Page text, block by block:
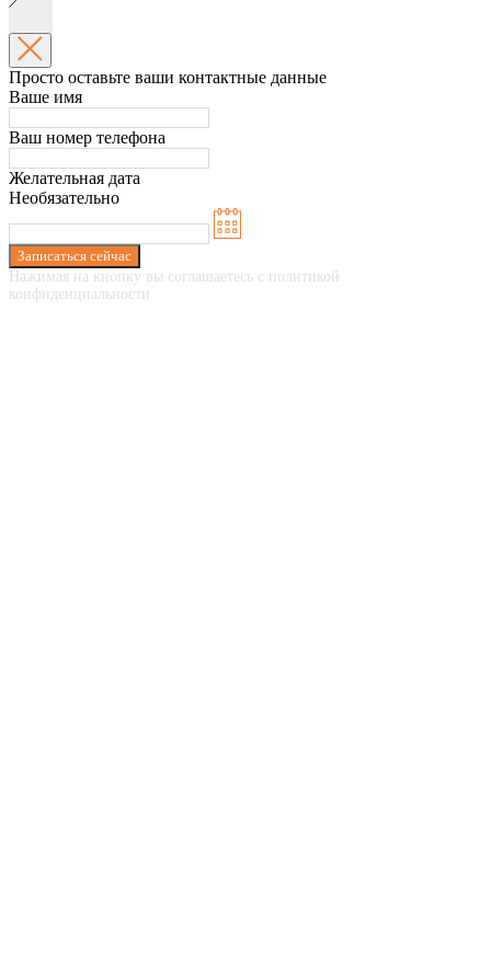
Просто оставьте ваши контактные данные
Ваше имя
Ваш номер телефона
Желательная дата
Необязательно
Записаться сейчас
Нажимая на кнопку вы соглашаетесь с политикой
конфиденциальности